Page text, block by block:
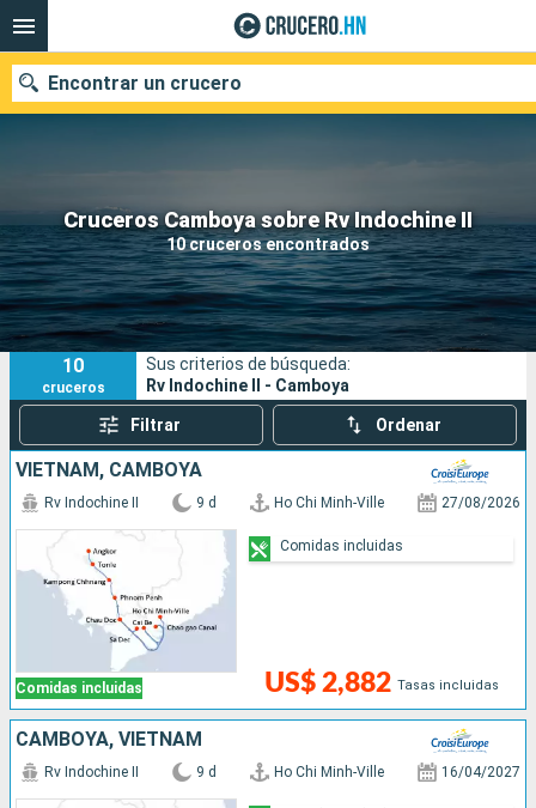
Cruceros Camboya sobre Rv Indochine II
10 cruceros encontrados
Encontrar un crucero
Nuestros destinos
Fecha de salida
Puertos Compañías
Buscar
10
cruceros
Sus criterios de búsqueda:
Rv Indochine II - Camboya
Filtrar Ordenar
VIETNAM, CAMBOYA
Comidas incluidas
Rv Indochine II 9 d Ho Chi Minh-Ville 27/08/2026
US$ 2,882 Tasas incluidas
Comidas incluidas
CAMBOYA, VIETNAM
Rv Indochine II 9 d Ho Chi Minh-Ville 16/04/2027